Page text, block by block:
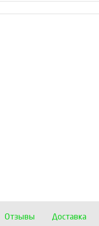
Отзывы Доставка